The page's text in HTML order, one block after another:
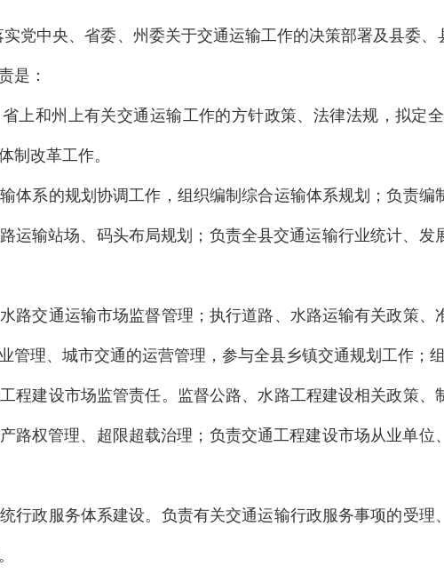
党中央、省委、州委关于交通运输工作的决策部署及县委
是：
上和州上有关交通运输工作的方针政策、法律法规，拟定
制改革工作。
体系的规划协调工作，组织编制综合运输体系规划；负责
运输站场、码头布局规划；负责全县交通运输行业统计、
路交通运输市场监督管理；执行道路、水路运输有关政策
管理、城市交通的运营管理，参与全县乡镇交通规划工作；
程建设市场监管责任。监督公路、水路工程建设相关政策
路权管理、超限超载治理；负责交通工程建设市场从业单
行政服务体系建设。负责有关交通运输行政服务事项的受